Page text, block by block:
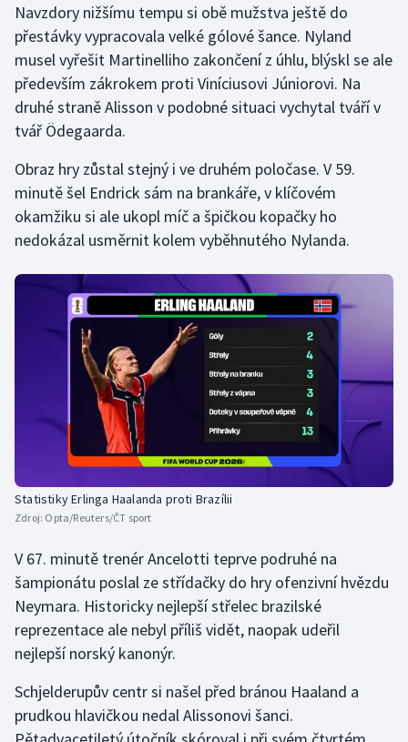
Veslování
Vodní slalom
Volejbal
Navzdory nižšímu tempu si obě mužstva ještě do
přestávky vypracovala velké gólové šance. Nyland
musel vyřešit Martinelliho zakončení z úhlu, blýskl se ale
především zákrokem proti Viníciusovi Júniorovi. Na
druhé straně Alisson v podobné situaci vychytal tváří v
tvář Ödegaarda.
Obraz hry zůstal stejný i ve druhém poločase. V 59.
minutě šel Endrick sám na brankáře, v klíčovém
okamžiku si ale ukopl míč a špičkou kopačky ho
nedokázal usměrnit kolem vyběhnutého Nylanda.
Statistiky Erlinga Haalanda proti Brazílii
Zdroj: Opta/Reuters/ČT sport
V 67. minutě trenér Ancelotti teprve podruhé na
šampionátu poslal ze střídačky do hry ofenzivní hvězdu
Neymara. Historicky nejlepší střelec brazilské
reprezentace ale nebyl příliš vidět, naopak udeřil
nejlepší norský kanonýr.
Schjelderupův centr si našel před bránou Haaland a
prudkou hlavičkou nedal Alissonovi šanci.